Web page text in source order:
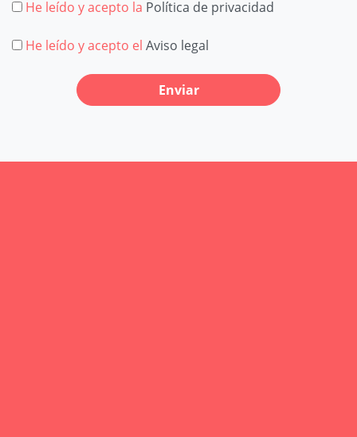
He leído y acepto la Política de privacidad
He leído y acepto el Aviso legal
Enviar